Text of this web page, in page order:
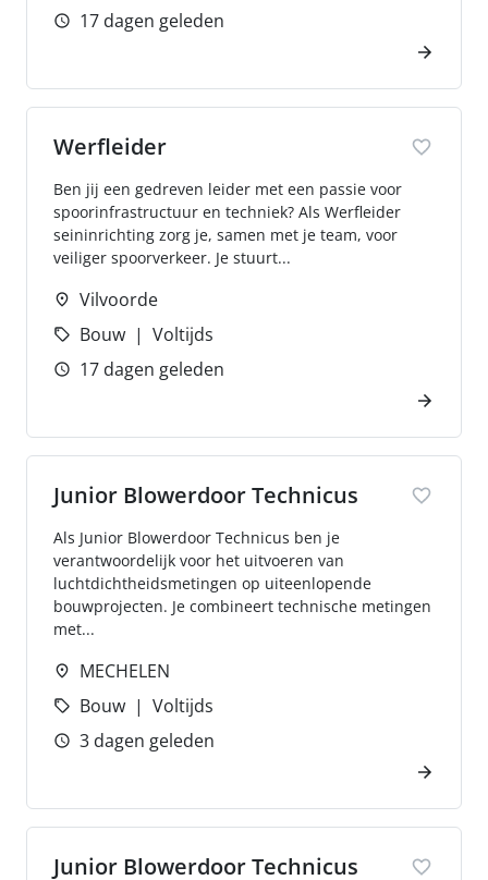
17 dagen geleden
Werfleider
Ben jij een gedreven leider met een passie voor
spoorinfrastructuur en techniek? Als Werfleider
seininrichting zorg je, samen met je team, voor
veiliger spoorverkeer. Je stuurt...
Vilvoorde
Bouw
Voltijds
17 dagen geleden
Junior Blowerdoor Technicus
Als Junior Blowerdoor Technicus ben je
verantwoordelijk voor het uitvoeren van
luchtdichtheidsmetingen op uiteenlopende
bouwprojecten. Je combineert technische metingen
met...
MECHELEN
Bouw
Voltijds
3 dagen geleden
Junior Blowerdoor Technicus